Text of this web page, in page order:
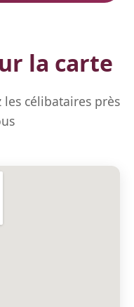
la carte
les célibataires près